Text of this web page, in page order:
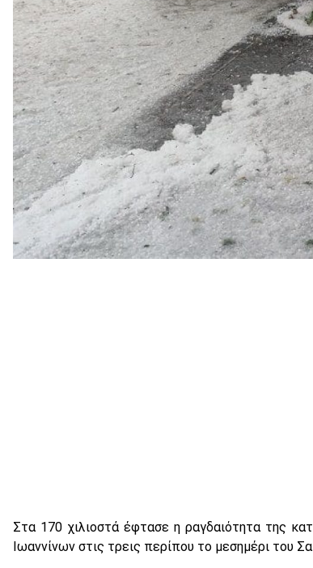
Στα 170 χιλιοστά έφτασε η ραγδαιότητα της
Ιωαννίνων στις τρεις περίπου το μεσημέρι του